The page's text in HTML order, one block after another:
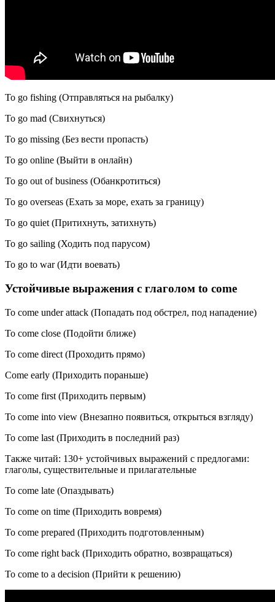
To go fishing (Отправляться на рыбалку)
To go mad (Свихнуться)
To go missing (Без вести пропасть)
To go online (Выйти в онлайн)
To go out of business (Обанкротиться)
To go overseas (Ехать за море, ехать за границу)
To go quiet (Притихнуть, затихнуть)
To go sailing (Ходить под парусом)
To go to war (Идти воевать)
Устойчивые выражения с глаголом to come
To come under attack (Попадать под обстрел, под нападение)
To come close (Подойти ближе)
To come direct (Проходить прямо)
Come early (Приходить пораньше)
To come first (Приходить первым)
To come into view (Внезапно появиться, открыться взгляду)
To come last (Приходить в последний раз)
Также читай: 130+ устойчивых выражений с предлогами:
глаголы, существительные и прилагательные
To come late (Опаздывать)
To come on time (Приходить вовремя)
To come prepared (Приходить подготовленным)
To come right back (Приходить обратно, возвращаться)
To come to a decision (Прийти к решению)